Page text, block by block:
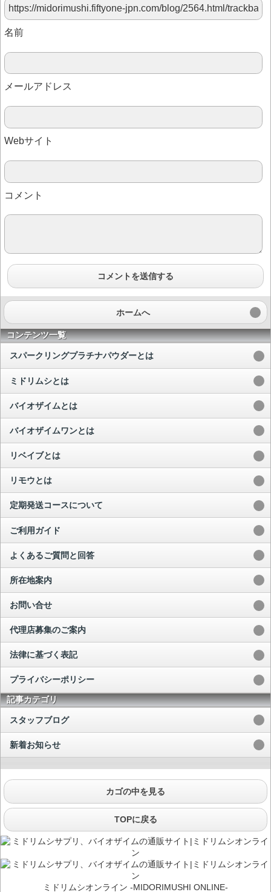
名前
メールアドレス
Webサイト
コメント
コメントを送信する
ホームへ
コンテンツ一覧
スパークリングプラチナパウダーとは
ミドリムシとは
バイオザイムとは
バイオザイムワンとは
リベイブとは
リモウとは
定期発送コースについて
ご利用ガイド
よくあるご質問と回答
所在地案内
お問い合せ
代理店募集のご案内
法律に基づく表記
プライバシーポリシー
記事カテゴリ
スタッフブログ
新着お知らせ
カゴの中を見る
TOPに戻る
ミドリムシオンライン -MIDORIMUSHI ONLINE-